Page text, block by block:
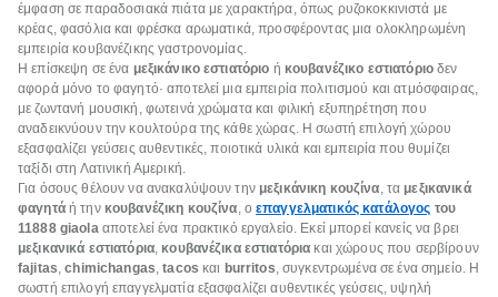
έμφαση σε παραδοσιακά πιάτα με χαρακτήρα, όπως ρυζοκοκκινιστά με
κρέας, φασόλια και φρέσκα αρωματικά, προσφέροντας μια ολοκληρωμένη
εμπειρία κουβανέζικης γαστρονομίας.
Η επίσκεψη σε ένα μεξικάνικο εστιατόριο ή κουβανέζικο εστιατόριο δεν
αφορά μόνο το φαγητό· αποτελεί μια εμπειρία πολιτισμού και ατμόσφαιρας,
με ζωντανή μουσική, φωτεινά χρώματα και φιλική εξυπηρέτηση που
αναδεικνύουν την κουλτούρα της κάθε χώρας. Η σωστή επιλογή χώρου
εξασφαλίζει γεύσεις αυθεντικές, ποιοτικά υλικά και εμπειρία που θυμίζει
ταξίδι στη Λατινική Αμερική.
Για όσους θέλουν να ανακαλύψουν την μεξικάνικη κουζίνα, τα μεξικανικά
φαγητάή την κουβανέζικη κουζίνα, οεπαγγελματικός κατάλογος του
11888 giaolaαποτελεί ένα πρακτικό εργαλείο. Εκεί μπορεί κανείς να βρει
μεξικανικά εστιατόρια, κουβανέζικα εστιατόρια και χώρους που σερβίρουν
fajitas,chimichangas,tacos και burritos, συγκεντρωμένα σε ένα σημείο. Η
σωστή επιλογή επαγγελματία εξασφαλίζει αυθεντικές γεύσεις, υψηλή